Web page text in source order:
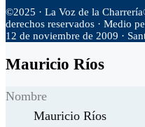
©2025 · La Voz de la
derechos reservados · Medio
12 de noviembre de 2009 ·
Mauricio Ríos
Nombre
Mauricio Ríos